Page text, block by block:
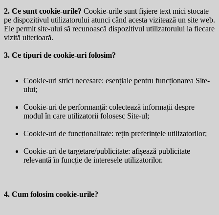
2. Ce sunt cookie-urile? Cookie-urile sunt fișiere text mici stocate
pe dispozitivul utilizatorului atunci când acesta vizitează un site web.
Ele permit site-ului să recunoască dispozitivul utilizatorului la fiecare
vizită ulterioară.
3. Ce tipuri de cookie-uri folosim?
Cookie-uri strict necesare: esențiale pentru funcționarea Site-
ului;
Cookie-uri de performanță: colectează informații despre
modul în care utilizatorii folosesc Site-ul;
Cookie-uri de funcționalitate: rețin preferințele utilizatorilor;
Cookie-uri de targetare/publicitate: afișează publicitate
relevantă în funcție de interesele utilizatorilor.
4. Cum folosim cookie-urile?